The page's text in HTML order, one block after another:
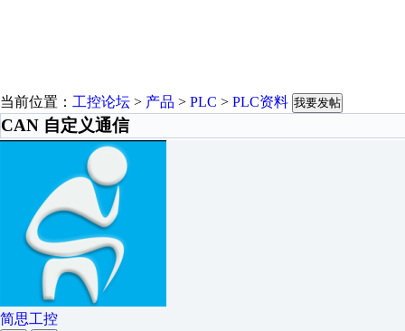
当前位置： 工控论坛 > 产品 > PLC > PLC资料 我要发帖
CAN 自定义通信
简思工控